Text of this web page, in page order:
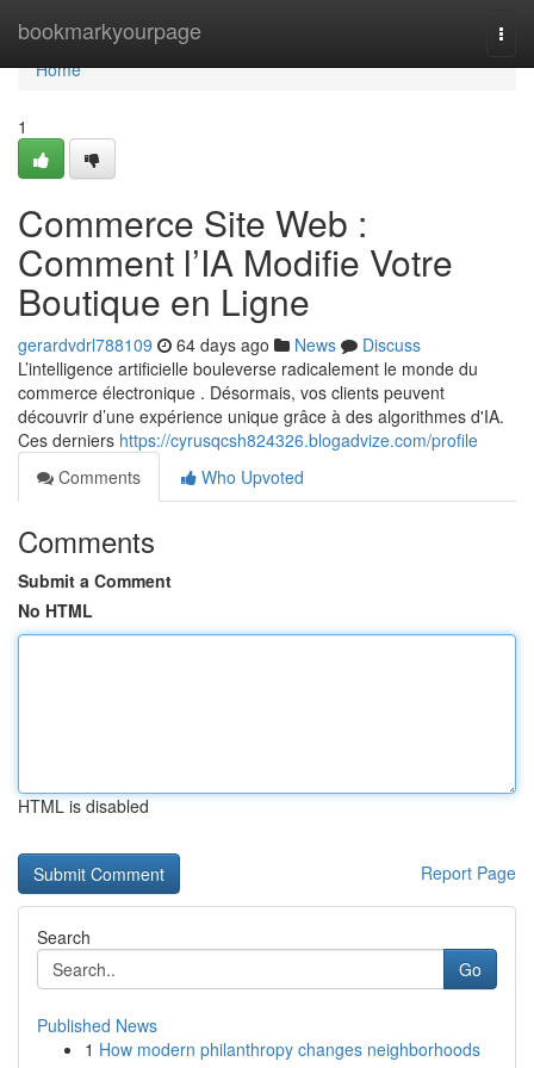
bookmarkyourpage
Home
Home
1
Commerce Site Web :
Comment l’IA Modifie Votre
Boutique en Ligne
gerardvdrl788109 64 days ago News
Discuss
L’intelligence artificielle bouleverse radicalement le monde du
commerce électronique . Désormais, vos clients peuvent
découvrir d’une expérience unique grâce à des algorithmes d'IA.
Ces derniers https://cyrusqcsh824326.blogadvize.com/profile
Comments
Who Upvoted
Comments
Submit a Comment
No HTML
HTML is disabled
Report Page
Search
Go
Published News
1 How modern philanthropy changes neighborhoods